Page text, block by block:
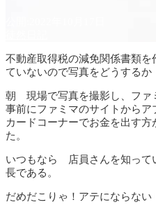
不動産取得税の減免関係書類
ていないので写真をどうするか
朝 現場で写真を撮影し、ファ
事前にファミマのサイトから
カードコーナーでお金を出す
た。
いつもなら 店員さんを知って
長である。
だめだこりゃ！アテにならな